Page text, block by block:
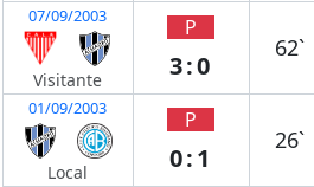
07/09/2003
Visitante
P
3:0
62`
01/09/2003
Local
P
0:1
26`